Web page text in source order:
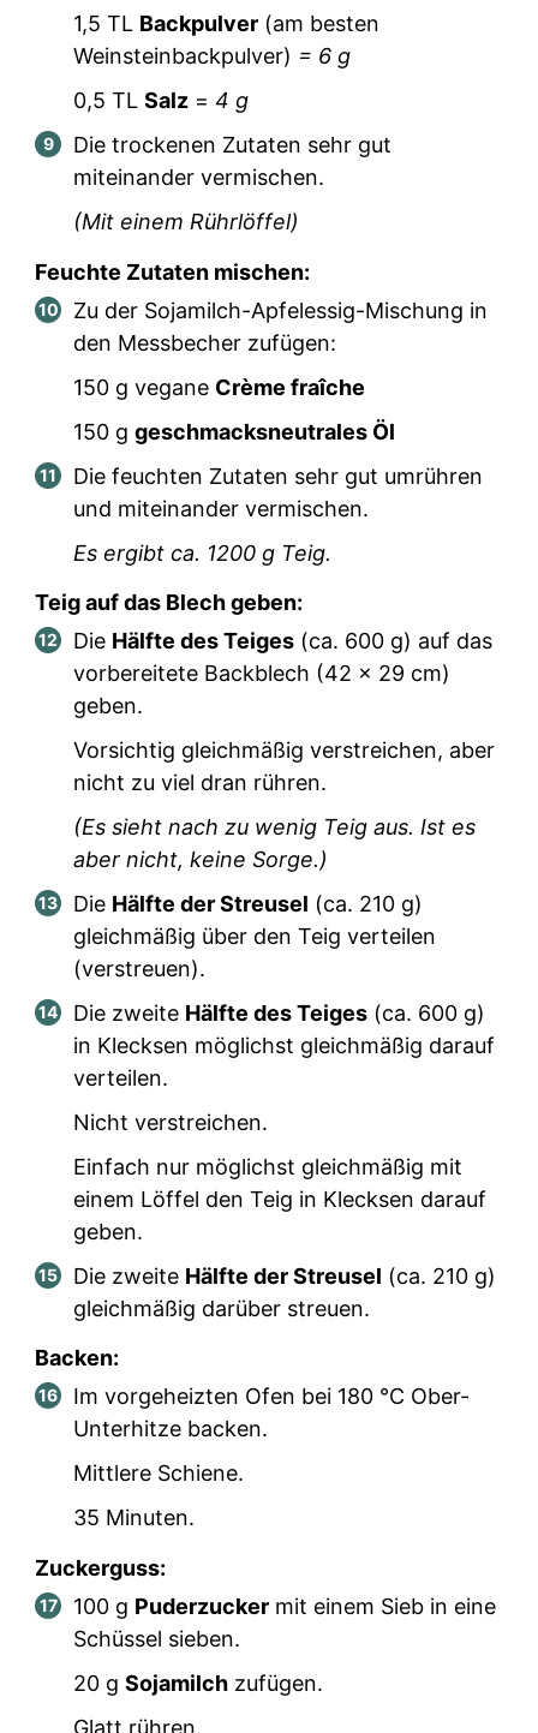
1,5 TL Backpulver (am besten
Weinsteinbackpulver) = 6 g
0,5 TL Salz = 4 g
Die trockenen Zutaten sehr gut
miteinander vermischen.
(Mit einem Rührlöffel)
Feuchte Zutaten mischen:
Zu der Sojamilch-Apfelessig-Mischung in
den Messbecher zufügen:
150 g vegane Crème fraîche
150 g geschmacksneutrales Öl
Die feuchten Zutaten sehr gut umrühren
und miteinander vermischen.
Es ergibt ca. 1200 g Teig.
Teig auf das Blech geben:
Die Hälfte des Teiges (ca. 600 g) auf das
vorbereitete Backblech (42 x 29 cm)
geben.
Vorsichtig gleichmäßig verstreichen, aber
nicht zu viel dran rühren.
(Es sieht nach zu wenig Teig aus. Ist es
aber nicht, keine Sorge.)
Die Hälfte der Streusel (ca. 210 g)
gleichmäßig über den Teig verteilen
(verstreuen).
Die zweite Hälfte des Teiges (ca. 600 g)
in Klecksen möglichst gleichmäßig darauf
verteilen.
Nicht verstreichen.
Einfach nur möglichst gleichmäßig mit
einem Löffel den Teig in Klecksen darauf
geben.
Die zweite Hälfte der Streusel (ca. 210 g)
gleichmäßig darüber streuen.
Backen:
Im vorgeheizten Ofen bei 180 °C Ober-
Unterhitze backen.
Mittlere Schiene.
35 Minuten.
Zuckerguss:
100 g Puderzucker mit einem Sieb in eine
Schüssel sieben.
20 g Sojamilch zufügen.
Glatt rühren.